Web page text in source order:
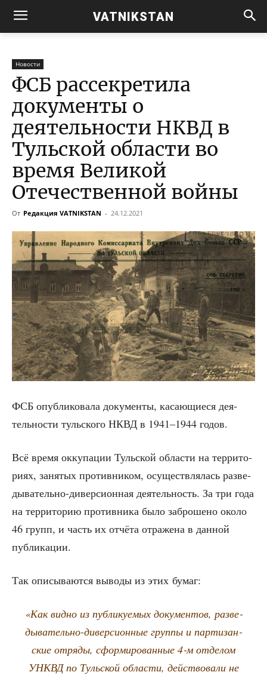
VATNIKSTAN
Новости
ФСБ рассекретила
документы о
деятельности НКВД в
Тульской области во
время Великой
Отечественной войны
От Редакция VATNIKSTAN - 24.12.2021
ФСБ опуб­ли­ко­ва­ла доку­мен­ты, каса­ю­щи­е­ся дея­
тель­но­сти туль­ско­го НКВД в 1941–1944 годов.
Всё вре­мя окку­па­ции Туль­ской обла­сти на тер­ри­то­
ри­ях, заня­тых про­тив­ни­ком, осу­ществ­ля­лась раз­ве­
ды­ва­тель­но-дивер­си­он­ная дея­тель­ность. За три года
на тер­ри­то­рию про­тив­ни­ка было забро­ше­но око­ло
46 групп, и часть их отчё­та отра­же­на в дан­ной
публикации.
Так опи­сы­ва­ют­ся выво­ды из этих бумаг:
«Как вид­но из пуб­ли­ку­е­мых доку­мен­тов, раз­ве­
ды­ва­тель­но-дивер­си­он­ные груп­пы и пар­ти­зан­
ские отря­ды, сфор­ми­ро­ван­ные 4‑м отде­лом
УНКВД по Туль­ской обла­сти, дей­ство­ва­ли не